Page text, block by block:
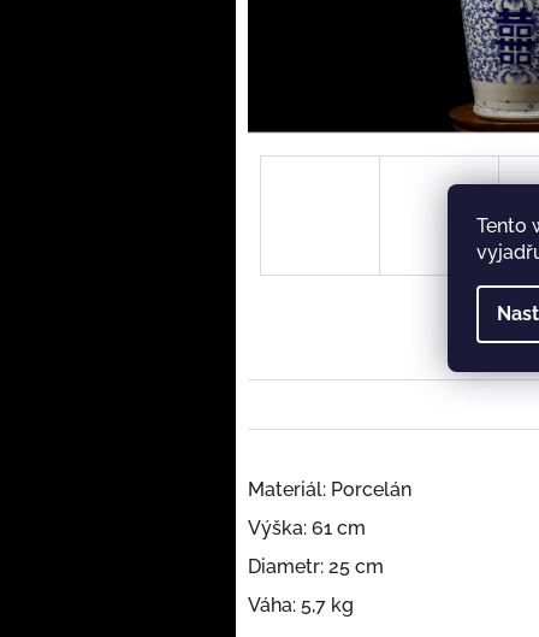
Tento
Materiál: Porcelán
Výška: 61 cm
Diametr: 25 cm
Váha: 5,7 kg